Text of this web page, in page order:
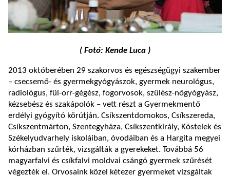
( Fotó: Kende Luca )
2013 októberében 29 szakorvos és egészségügyi szakember
– csecsemő- és gyermekgyógyászok, gyermek neurológus,
radiológus, fül-orr-gégész, fogorvosok, szülész-nőgyógyász,
kézsebész és szakápolók – vett részt a Gyermekmentő
erdélyi gyógyító körútján. Csíkszentdomokos, Csíkszereda,
Csíkszentmárton, Szentegyháza, Csíkszentkirály, Kóstelek és
Székelyudvarhely iskoláiban, óvodáiban és a Hargita megyei
kórházban szűrték, vizsgálták a gyerekeket. Továbbá 56
magyarfalvi és csíkfalvi moldvai csángó gyermek szűrését
végezték el. Orvosaink közel kétezer gyermeket vizsgáltak